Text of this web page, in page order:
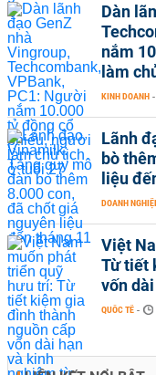
Dàn
nắm
làm
KINH DOANH -
Lãnh
bò
liệu
DOANH
Việt
Từ tiết
vốn
QUỐC TẾ -